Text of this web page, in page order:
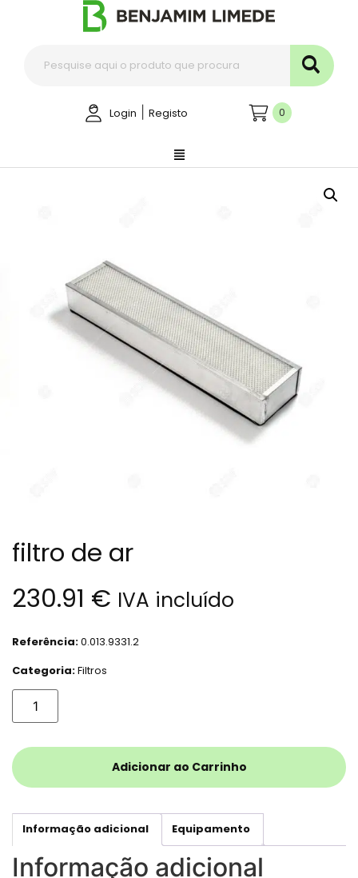
Login Registo 0
filtro de ar
230.91 € IVA incluído
Referência:0.013.9331.2
Categoria:Filtros
Adicionar ao Carrinho
Informação adicional Equipamento
Informação adicional